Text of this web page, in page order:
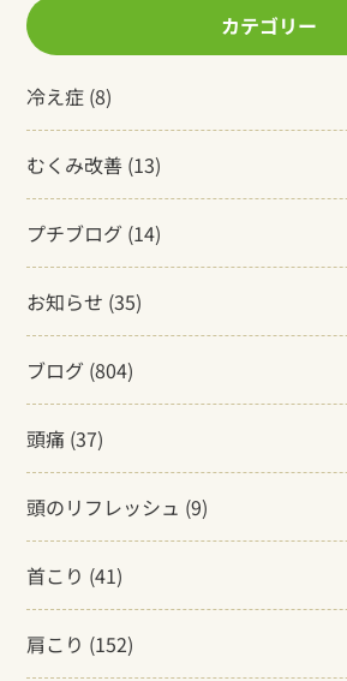
カテゴリー
冷え症 (8)
むくみ改善 (13)
プチブログ (14)
お知らせ (35)
ブログ (804)
頭痛 (37)
頭のリフレッシュ (9)
首こり (41)
肩こり (152)